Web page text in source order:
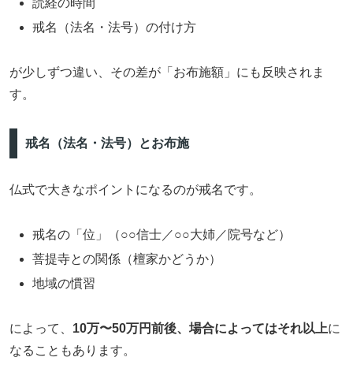
戒名（法名・法号）の付け方
が少しずつ違い、その差が「お布施額」にも反映されま
す。
戒名（法名・法号）とお布施
仏式で大きなポイントになるのが戒名です。
戒名の「位」（○○信士／○○大姉／院号など）
菩提寺との関係（檀家かどうか）
地域の慣習
によって、 10万〜50万円前後、場合によってはそれ以上に
なることもあります。